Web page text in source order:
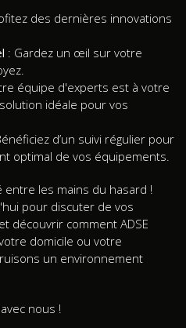
des dernières innovations
: Gardez un œil sur votre
équipe d'experts est à votre
idéale pour vos
d’un suivi régulier pour
optimal de vos équipements.
entre les mains du hasard !
pour discuter de vos
découvrir comment ADSE
domicile ou votre
un environnement
nous !